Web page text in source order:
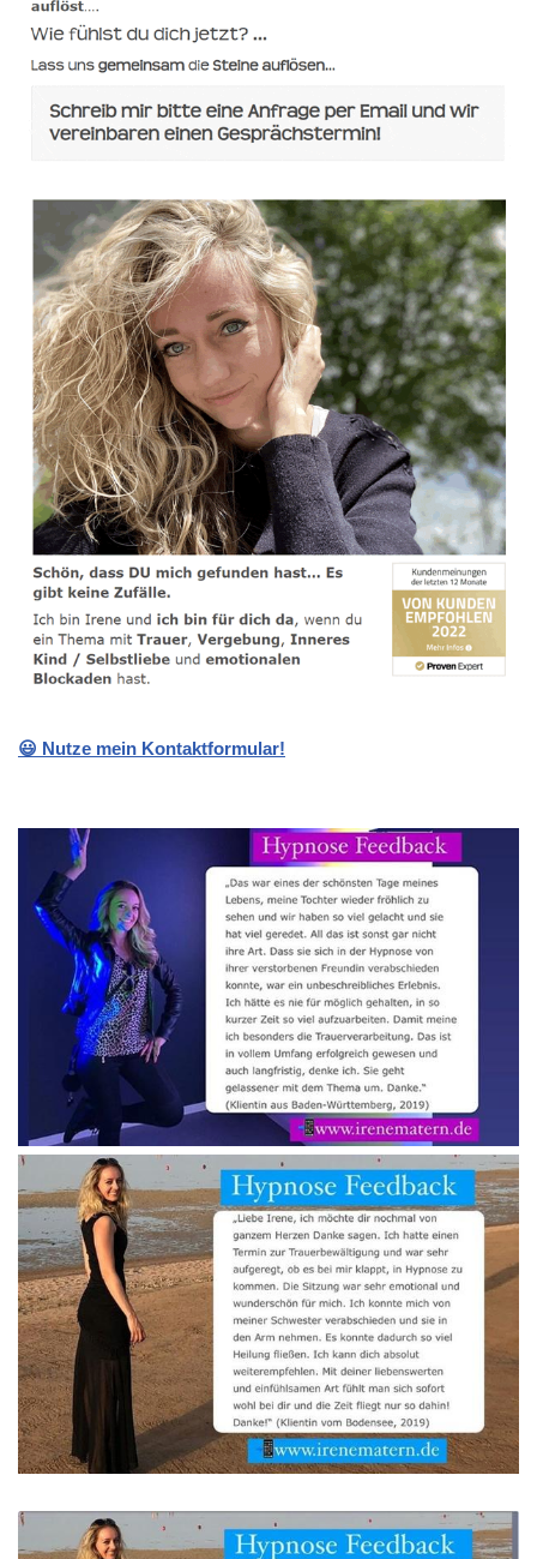
😃 Nutze mein Kontaktformular!